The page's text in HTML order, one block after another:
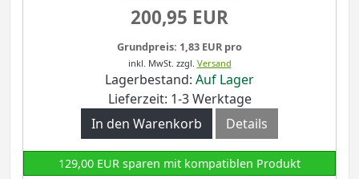
200,95 EUR
Grundpreis: 1,83 EUR pro
inkl. MwSt. zzgl. Versand
Lagerbestand: Auf Lager
Lieferzeit: 1-3 Werktage
In den Warenkorb
Details
129,00 EUR sparen mit kompatiblen Produkt